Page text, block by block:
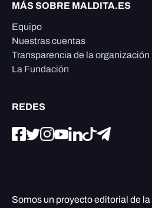
MÁS SOBRE MALDITA.ES
Equipo
Nuestras cuentas
Transparencia de la organización
La Fundación
REDES
Somos un proyecto editorial de la